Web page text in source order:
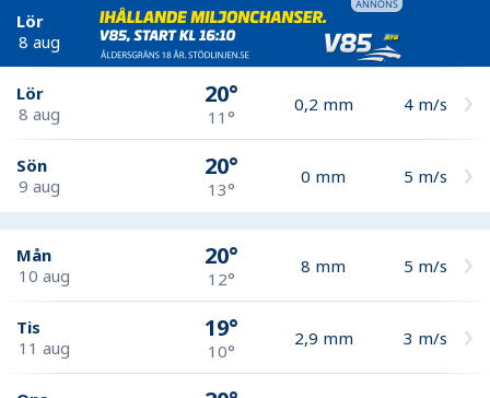
Lör
8 aug
Lör
8 aug
20°
11°
0,2 mm 4 m/s
Sön
9 aug
20°
13°
0 mm 5 m/s
Mån
10 aug
20°
12°
8 mm 5 m/s
Tis
11 aug
19°
10°
2,9 mm 3 m/s